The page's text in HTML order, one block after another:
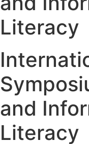
Literacy
and
Literacy